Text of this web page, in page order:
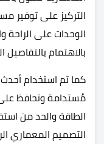
التركيز على توفير
الوحدات على الراحة
بالاهتمام بالتفاصيل
كما تم استخدام
مُستدامة وتحافظ على
الطاقة والحد من
التصميم المعماري